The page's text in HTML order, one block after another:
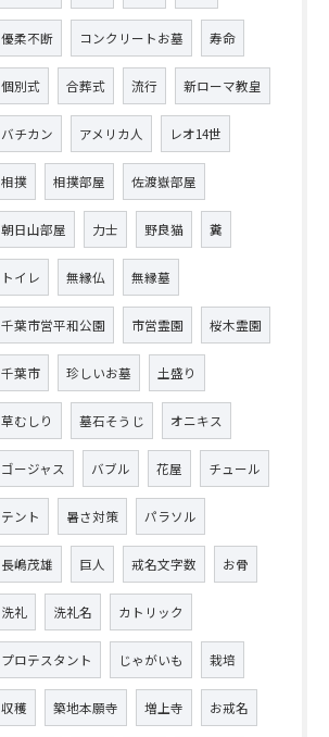
優柔不断 コンクリートお墓 寿命
個別式 合葬式 流行 新ローマ教皇
バチカン アメリカ人 レオ14世
相撲 相撲部屋 佐渡嶽部屋
朝日山部屋 力士 野良猫 糞
トイレ 無縁仏 無縁墓
千葉市営平和公園 市営霊園 桜木霊園
千葉市 珍しいお墓 土盛り
草むしり 墓石そうじ オニキス
ゴージャス バブル 花屋 チュール
テント 暑さ対策 パラソル
長嶋茂雄 巨人 戒名文字数 お骨
洗礼 洗礼名 カトリック
プロテスタント じゃがいも 栽培
収穫 築地本願寺 増上寺 お戒名